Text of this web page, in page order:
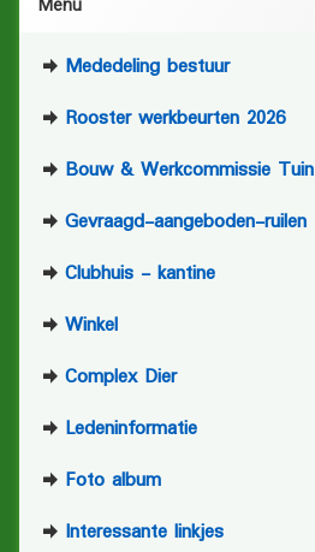
Menu
Mededeling bestuur
Rooster werkbeurten 2026
Bouw & Werkcommissie Tuin
Gevraagd-aangeboden-ruilen
Clubhuis - kantine
Winkel
Complex Dier
Ledeninformatie
Foto album
Interessante linkjes